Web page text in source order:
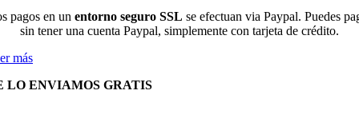
pagos en un entorno seguro SSL se efectuan via Paypal. Puedes
sin tener una cuenta Paypal, simplemente con tarjeta de crédito.
más
LO ENVIAMOS GRATIS